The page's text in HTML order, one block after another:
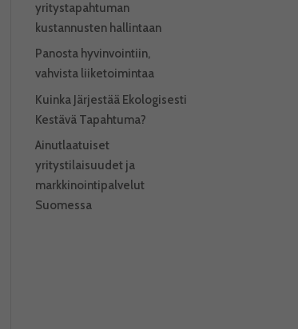
yritystapahtuman
kustannusten hallintaan
Panosta hyvinvointiin,
vahvista liiketoimintaa
Kuinka Järjestää Ekologisesti
Kestävä Tapahtuma?
Ainutlaatuiset
yritystilaisuudet ja
markkinointipalvelut
Suomessa